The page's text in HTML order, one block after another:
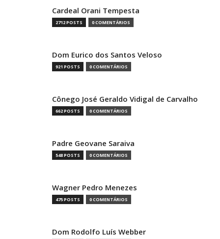
Cardeal Orani Tempesta
2712 POSTS 0 COMENTÁRIOS
Dom Eurico dos Santos Veloso
921 POSTS 0 COMENTÁRIOS
Cônego José Geraldo Vidigal de Carvalho
662 POSTS 0 COMENTÁRIOS
Padre Geovane Saraiva
548 POSTS 0 COMENTÁRIOS
Wagner Pedro Menezes
475 POSTS 0 COMENTÁRIOS
Dom Rodolfo Luís Webber